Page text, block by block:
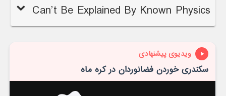
Can’t Be Explained By Known Physics
ویدیوی پیشنهادی
سکندری خوردن فضانوردان در کره ماه